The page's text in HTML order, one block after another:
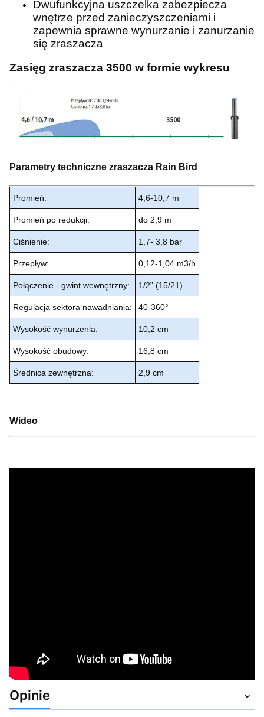
Dwufunkcyjna uszczelka zabezpiecza
wnętrze przed zanieczyszczeniami i
zapewnia sprawne wynurzanie i zanurzanie
się zraszacza
Zasięg zraszacza 3500 w formie wykresu
Parametry techniczne zraszacza Rain Bird
Promień: 4,6-10,7 m
Promień po redukcji: do 2,9 m
Ciśnienie: 1,7- 3,8 bar
Przepływ: 0,12-1,04 m3/h
Połączenie - gwint wewnętrzny: 1/2” (15/21)
Regulacja sektora nawadniania: 40-360°
Wysokość wynurzenia: 10,2 cm
Wysokość obudowy: 16,8 cm
Średnica zewnętrzna: 2,9 cm
Wideo
Opinie